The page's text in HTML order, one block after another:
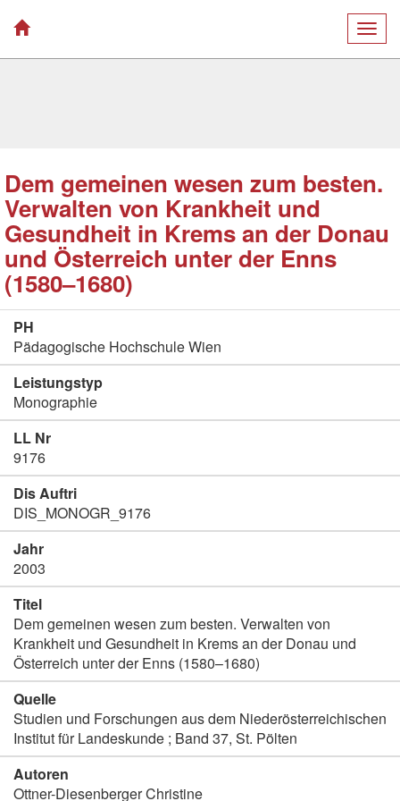
Dem gemeinen wesen zum besten.
Verwalten von Krankheit und
Gesundheit in Krems an der Donau
und Österreich unter der Enns
(1580–1680)
PH
Pädagogische Hochschule Wien
Leistungstyp
Monographie
LL Nr
9176
Dis Auftri
DIS_MONOGR_9176
Jahr
2003
Titel
Dem gemeinen wesen zum besten. Verwalten von
Krankheit und Gesundheit in Krems an der Donau und
Österreich unter der Enns (1580–1680)
Quelle
Studien und Forschungen aus dem Niederösterreichischen
Institut für Landeskunde ; Band 37, St. Pölten
Autoren
Ottner-Diesenberger Christine